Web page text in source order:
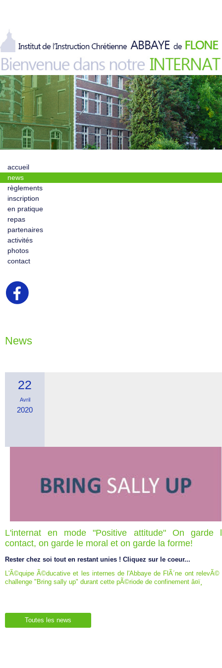
accueil
news
règlements
inscription
en pratique
repas
partenaires
activités
photos
contact
News
22
Avril
2020
L'internat en mode "Positive attitude" On garde
contact, on garde le moral et on garde la forme!
Rester chez soi tout en restant unies ! Cliquez sur le coeur...
L'Ã©quipe Ã©ducative et les internes de l'Abbaye de FlÃ´ne ont relevÃ©
challenge "Bring sally up" durant cette pÃ©riode de confinement â¤ï¸
Toutes les news